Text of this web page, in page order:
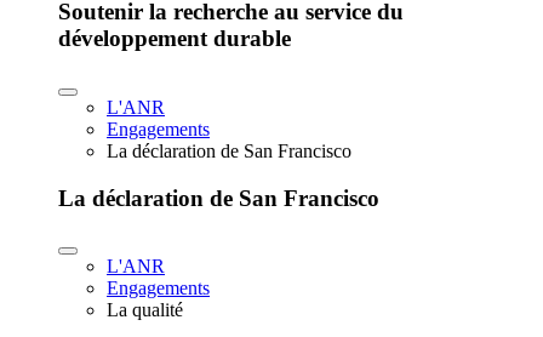
Soutenir la recherche au service du
développement durable
L'ANR
Engagements
La déclaration de San Francisco
La déclaration de San Francisco
L'ANR
Engagements
La qualité